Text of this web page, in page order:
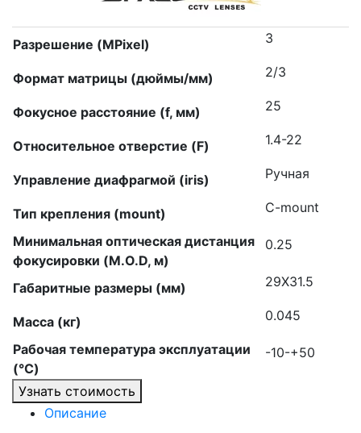
Разрешение (MPixel) 3
Формат матрицы (дюймы/мм) 2/3
Фокусное расстояние (f, мм) 25
Относительное отверстие (F) 1.4-22
Управление диафрагмой (iris) Ручная
Тип крепления (mount) C-mount
Минимальная оптическая дистанция
фокусировки (M.O.D, м)
0.25
Габаритные размеры (мм) 29X31.5
Масса (кг) 0.045
Рабочая температура эксплуатации
(°C)
-10-+50
Узнать стоимость
Описание